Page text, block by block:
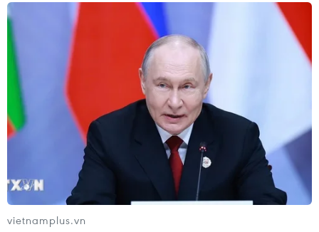
vietnamplus.vn